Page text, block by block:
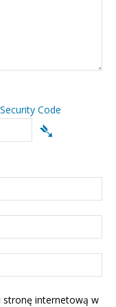
Code
➴
stronę internetową w